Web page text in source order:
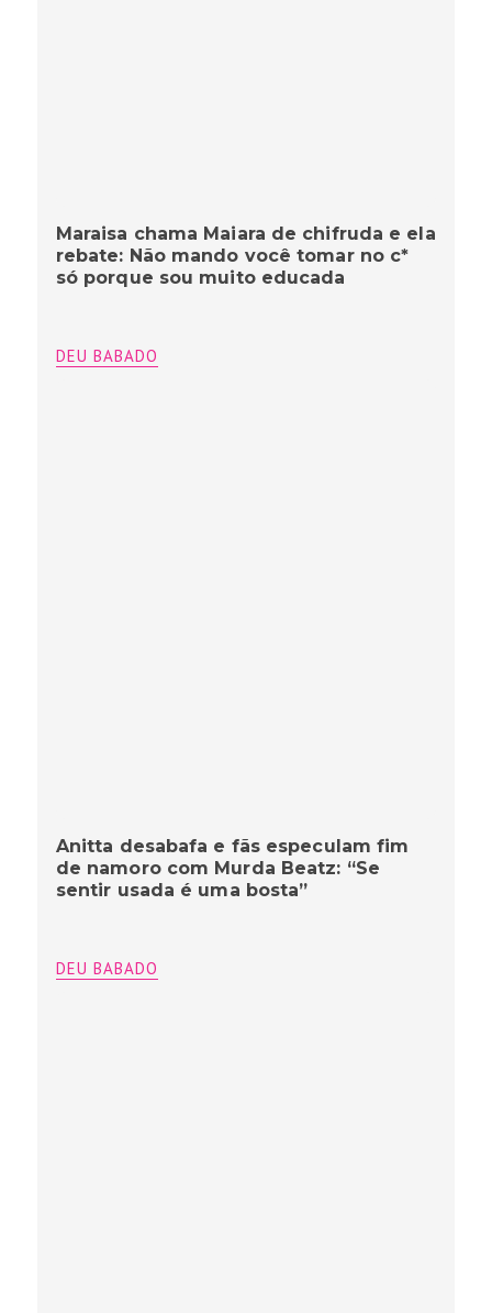
Maraisa chama Maiara de chifruda e ela
rebate: Não mando você tomar no c*
só porque sou muito educada
DEU BABADO
Anitta desabafa e fãs especulam fim
de namoro com Murda Beatz: “Se
sentir usada é uma bosta”
DEU BABADO